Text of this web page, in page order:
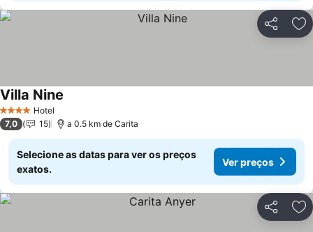
Partilhar
4 EstrelasHotel
Villa Nine
7,0 15 a 0.5 km de Carita
Selecione as datas para ver os preços
exatos.
Ver preços
Partilhar